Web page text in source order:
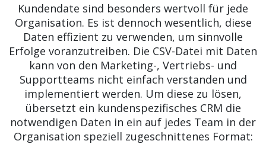
Kundendate sind besonders wertvoll für jede
Organisation. Es ist dennoch wesentlich, diese
Daten effizient zu verwenden, um sinnvolle
Erfolge voranzutreiben. Die CSV-Datei mit Daten
kann von den Marketing-, Vertriebs- und
Supportteams nicht einfach verstanden und
implementiert werden. Um diese zu lösen,
übersetzt ein kundenspezifisches CRM die
notwendigen Daten in ein auf jedes Team in der
Organisation speziell zugeschnittenes Format: